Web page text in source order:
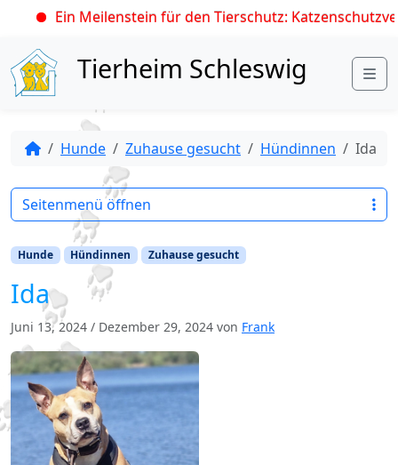
Ein Meilenstein für den Tierschutz:
Skip to content
Tierheim Schleswig
Hunde Zuhause gesucht Hündinnen Ida
Hunde Hündinnen Zuhause gesucht
Ida
Juni 13, 2024 / Dezember 29, 2024 von Frank
Seitenmenü öffnen